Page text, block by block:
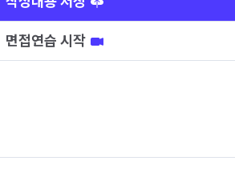
면접연습 시작